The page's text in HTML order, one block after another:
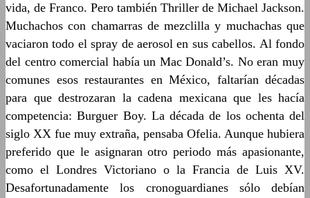
vida, de Franco. Pero también Thriller de Michael Jackson.
Muchachos con chamarras de mezclilla y muchachas que
vaciaron todo el spray de aerosol en sus cabellos. Al fondo
del centro comercial había un Mac Donald’s. No eran muy
comunes esos restaurantes en México, faltarían décadas
para que destrozaran la cadena mexicana que les hacía
competencia: Burguer Boy. La década de los ochenta del
siglo XX fue muy extraña, pensaba Ofelia. Aunque hubiera
preferido que le asignaran otro periodo más apasionante,
como el Londres Victoriano o la Francia de Luis XV.
Desafortunadamente los cronoguardianes sólo debían